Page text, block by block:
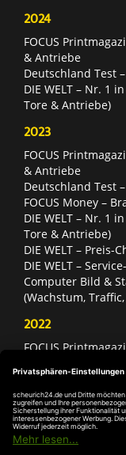
2024
FOCUS
& Antriebe
Deutschland Test
DIE WELT – Nr. 1
Tore & Antriebe)
2023
FOCUS
& Antriebe
Deutschland Test
FOCUS Money –
DIE WELT – Nr. 1
Tore & Antriebe)
DIE WELT –
DIE WELT –
Computer Bild &
(Wachstum,
2022
FOCUS
Deutschland Test
FOCUS Money –
DIE WELT –
DIE WELT –
Antriebe)